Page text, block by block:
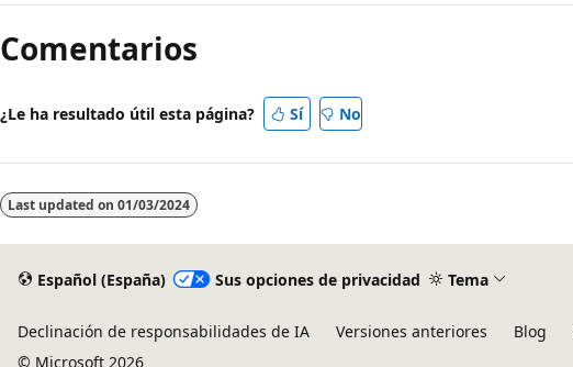
de
lectura
Comentarios
¿Le ha resultado útil esta página? Sí No
Last updated on 01/03/2024
Español (España) Sus opciones de privacidad Tema
Declinación de responsabilidades de IA Versiones anteriores Blog
© Microsoft 2026